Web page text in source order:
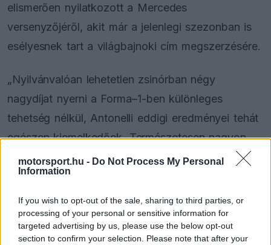
motorsport.hu - Do Not Process My Personal
Information
If you wish to opt-out of the sale, sharing to third parties, or
processing of your personal or sensitive information for
targeted advertising by us, please use the below opt-out
section to confirm your selection. Please note that after your
elismerően nyilatkozott a Mercedes
versenyzőjéről, akit már a jelenlegi szezonban is
esélyesnek tart a világbajnoki cím megszerzésére.
„Nyilvánvalóan lehetetlen zsinórban négy
nagydíjat nyerni a Forma–1-ben különleges
tehetség nélkül, Antonelli eddigi eredményei tehát
egészen kiemelkedőek. Természetesen nagyon
fontos, hogy a megfelelő autó álljon a
rendelkezésére, ám ez minden korszakban
pontosan így működött” – fogalmazott a finn
exversenyző.